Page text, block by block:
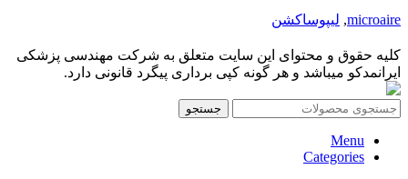
microaire
, لیپوساکشن
کلیه حقوق و محتوای این سایت متعلق به شرکت مهندسی پزشکی
ایرانمدکو میباشد و هر گونه کپی برداری پیگرد قانونی دارد.
جستجو
Menu
Categories